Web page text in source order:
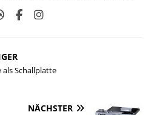
Schallplatte
NÄCHSTER